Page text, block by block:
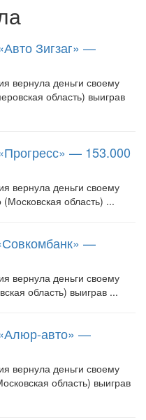
Зигзаг» —
вернула деньги своему
область) выиграв
— 153.000
вернула деньги своему
область) ...
—
вернула деньги своему
область) выиграв ...
авто» —
вернула деньги своему
область) выиграв